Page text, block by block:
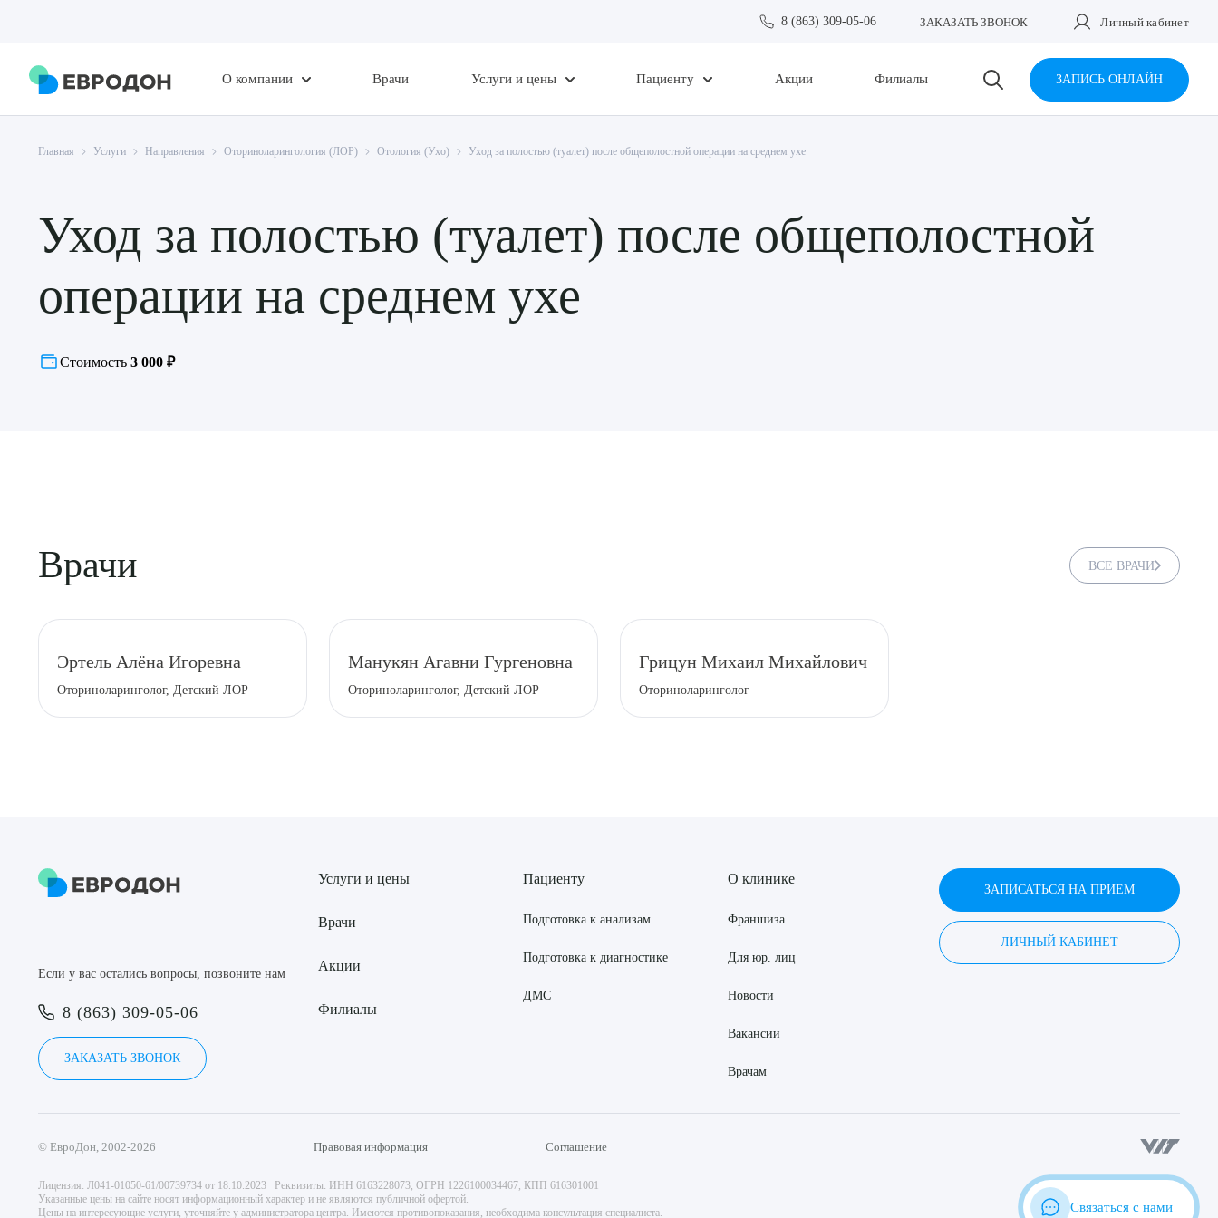
8 (863) 309-05-06 ЗАКАЗАТЬ ЗВОНОК Личный кабинет
О компании Врачи Услуги и цены Пациенту Акции Филиалы ЗАПИСЬ ОНЛАЙН
Главная Услуги Направления Оториноларингология (ЛОР) Отология (Ухо) Уход за полостью (туалет) после общеполостной операции на среднем ухе
Уход за полостью (туалет) после общеполостной
операции на среднем ухе
Стоимость 3 000 ₽
Врачи ВСЕ ВРАЧИ
Эртель Алёна Игоревна
Оториноларинголог, Детский ЛОР
Манукян Агавни Гургеновна
Оториноларинголог, Детский ЛОР
Грицун Михаил Михайлович
Оториноларинголог
Если у вас остались вопросы, позвоните нам
8 (863) 309-05-06
ЗАКАЗАТЬ ЗВОНОК
Услуги и цены
Врачи
Акции
Филиалы
Пациенту
Подготовка к анализам
Подготовка к диагностике
ДМС
О клинике
Франшиза
Для юр. лиц
Новости
Вакансии
Врачам
ЗАПИСАТЬСЯ НА ПРИЕМ
ЛИЧНЫЙ КАБИНЕТ
© ЕвроДон, 2002-2026 Правовая информация Соглашение
Лицензия: Л041-01050-61/00739734 от 18.10.2023 Реквизиты: ИНН 6163228073, ОГРН 1226100034467, КПП 616301001
Указанные цены на сайте носят информационный характер и не являются публичной офертой.
Цены на интересующие услуги, уточняйте у администратора центра. Имеются противопоказания, необходима консультация специалиста.
Связаться с нами